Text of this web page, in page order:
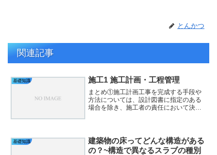
とんかつ
関連記事
基礎知識 施工1 施工計画・工程管理
まとめ①施工計画工事を完成する手段や
方法については、設計図書に指定のある
場合を除き、施工者の責任において決定
程表・総合施工計画書・工...
基礎知識
建築物の床ってどんな構造がある
の？~構造で異なるスラブの種別